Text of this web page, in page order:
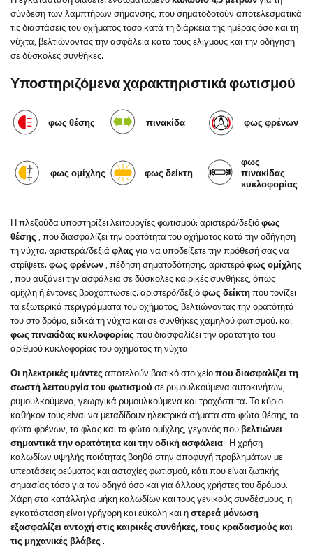
σύνδεση των λαμπτήρων σήμανσης, που σηματοδοτούν αποτελεσματικά
τις διαστάσεις του οχήματος τόσο κατά τη διάρκεια της ημέρας όσο και τη
νύχτα, βελτιώνοντας την ασφάλεια κατά τους ελιγμούς και την οδήγηση
σε δύσκολες συνθήκες.
Υποστηριζόμενα χαρακτηριστικά φωτισμού
φως θέσης πινακίδα φως φρένων
φως ομίχλης φως δείκτη
φως
πινακίδας
κυκλοφορίας
Η πλεξούδα υποστηρίζει λειτουργίες φωτισμού: αριστερό/δεξιόφως
θέσης, που διασφαλίζει την ορατότητα του οχήματος κατά την οδήγηση
τη νύχτα. αριστερά/δεξιά φλαςγια να υποδείξετε την πρόθεσή σας να
στρίψετε. φως φρένων, πέδηση σηματοδότησης. αριστερόφως ομίχλης
, που αυξάνει την ασφάλεια σε δύσκολες καιρικές συνθήκες, όπως
ομίχλη ή έντονες βροχοπτώσεις. αριστερό/δεξιόφως δείκτηπου τονίζει
τα εξωτερικά περιγράμματα του οχήματος, βελτιώνοντας την ορατότητά
του στο δρόμο, ειδικά τη νύχτα και σε συνθήκες χαμηλού φωτισμού. και
φως πινακίδας κυκλοφορίαςπου διασφαλίζει την ορατότητα του
αριθμού κυκλοφορίας του οχήματος τη νύχτα .
Οι ηλεκτρικές ιμάντεςαποτελούν βασικό στοιχείοπου διασφαλίζει τη
σωστή λειτουργία του φωτισμού σε ρυμουλκούμενα αυτοκινήτων,
ρυμουλκούμενα, γεωργικά ρυμουλκούμενα και τροχόσπιτα. Το κύριο
καθήκον τους είναι να μεταδίδουν ηλεκτρικά σήματα στα φώτα θέσης, τα
φώτα φρένων, τα φλας και τα φώτα ομίχλης, γεγονός που βελτιώνει
σημαντικά την ορατότητα και την οδική ασφάλεια . Η χρήση
καλωδίων υψηλής ποιότητας βοηθά στην αποφυγή προβλημάτων με
υπερτάσεις ρεύματος και αστοχίες φωτισμού, κάτι που είναι ζωτικής
σημασίας τόσο για τον οδηγό όσο και για άλλους χρήστες του δρόμου.
Χάρη στα κατάλληλα μήκη καλωδίων και τους γενικούς συνδέσμους, η
εγκατάσταση είναι γρήγορη και εύκολη και ηστερεά μόνωση
εξασφαλίζει αντοχή στις καιρικές συνθήκες, τους κραδασμούς και
τις μηχανικές βλάβες .